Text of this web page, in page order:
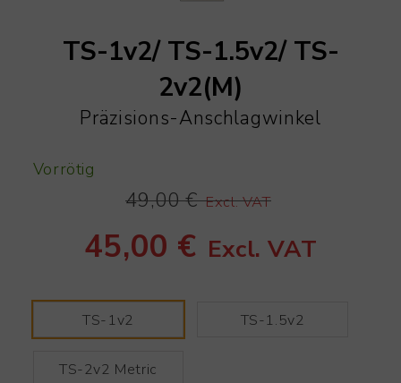
TS-1v2/ TS-1.5v2/ TS-
2v2(M)
Präzisions-Anschlagwinkel
Vorrötig
49,00 €Excl. VAT
45,00 € Excl. VAT
TS-1v2 TS-1.5v2
TS-2v2 Metric